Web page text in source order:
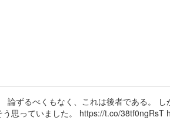
ずるべくもなく、これは後者である。 し
思っていました。 https://t.co/38tf0ngRsT